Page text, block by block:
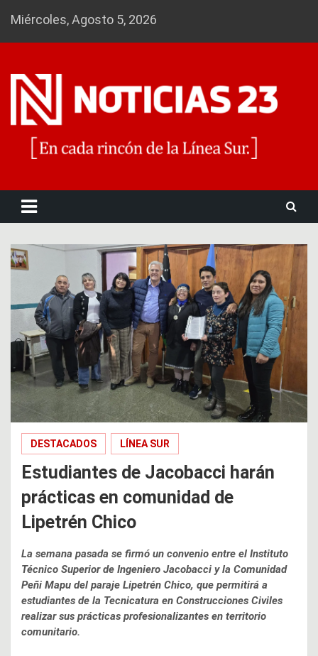
Miércoles, Agosto 5, 2026
DESTACADOS LÍNEA SUR
Estudiantes de Jacobacci harán
prácticas en comunidad de
Lipetrén Chico
La semana pasada se firmó un convenio entre el Instituto
Técnico Superior de Ingeniero Jacobacci y la Comunidad
Peñi Mapu del paraje Lipetrén Chico, que permitirá a
estudiantes de la Tecnicatura en Construcciones Civiles
realizar sus prácticas profesionalizantes en territorio
comunitario.